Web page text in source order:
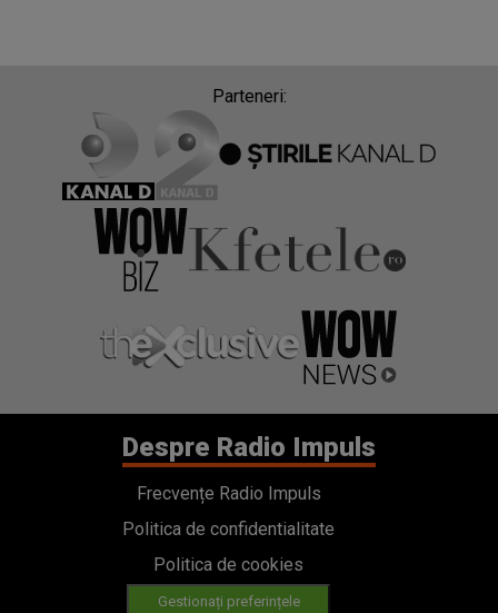
Parteneri:
Despre Radio Impuls
Frecvențe Radio Impuls
Politica de confidentialitate
Politica de cookies
Gestionați preferințele